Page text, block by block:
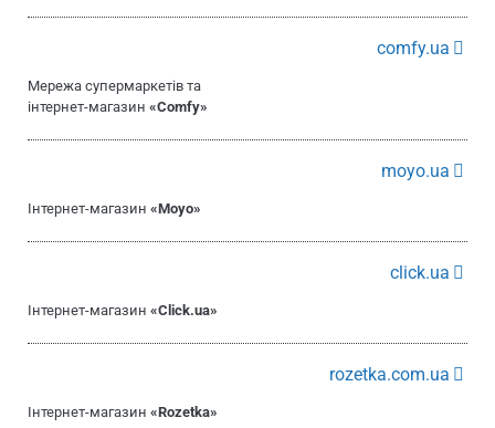
Мережа супермаркетів та
інтернет-магазин«Comfy»
comfy.ua
Інтернет-магазин«Moyo»
moyo.ua
Інтернет-магазин«Click.ua»
click.ua
Інтернет-магазин«Rozetka»
rozetka.com.ua